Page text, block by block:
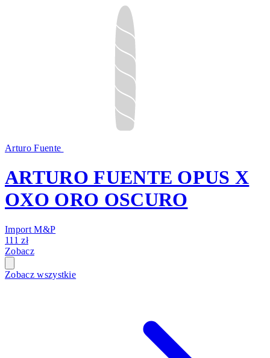
Arturo Fuente
ARTURO FUENTE OPUS X
OXO ORO OSCURO
Import M&P
111 zł
Zobacz
Zobacz wszystkie